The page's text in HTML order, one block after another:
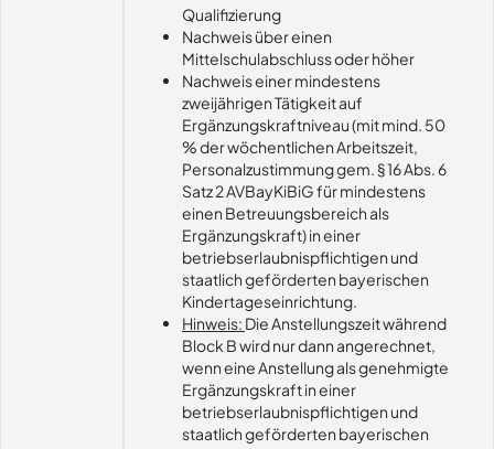
Qualifizierung
Nachweis über einen
Mittelschulabschluss oder höher
Nachweis einer mindestens
zweijährigen Tätigkeit auf
Ergänzungskraftniveau (mit mind. 50
% der wöchentlichen Arbeitszeit,
Personalzustimmung gem. § 16 Abs. 6
Satz 2 AVBayKiBiG für mindestens
einen Betreuungsbereich als
Ergänzungskraft) in einer
betriebserlaubnispflichtigen und
staatlich geförderten bayerischen
Kindertageseinrichtung.
Hinweis: Die Anstellungszeit während
Block B wird nur dann angerechnet,
wenn eine Anstellung als genehmigte
Ergänzungskraft in einer
betriebserlaubnispflichtigen und
staatlich geförderten bayerischen